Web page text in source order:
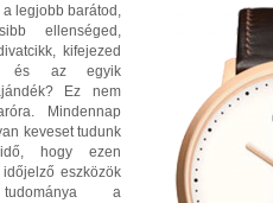
legjobb barátod,
ellenséged,
kifejezed
és az egyik
Ez nem
Mindennap
keveset tudunk
hogy ezen
eszközök
tudománya a